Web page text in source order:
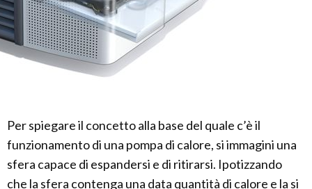
Per spiegare il concetto alla base del quale c’è il
funzionamento di una pompa di calore, si immagini una
sfera capace di espandersi e di ritirarsi. Ipotizzando
che la sfera contenga una data quantità di calore e la si